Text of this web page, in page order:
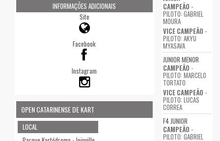
INFORMAÇÕES ADICIONAIS
Site
Facebook
Instagram
OPEN CATARINENSE DE KART
LOCAL
CAMPEÃO -
PILOTO: GABRIEL
MOURA
VICE CAMPEÃO -
PILOTO: AKYU
MYASAVA
JUNIOR MENOR
CAMPEÃO -
PILOTO: MARCELO
TORTATO
VICE CAMPEÃO -
PILOTO: LUCAS
CORREA
F4 JUNIOR
CAMPEÃO -
PILOTO: GABRIEL